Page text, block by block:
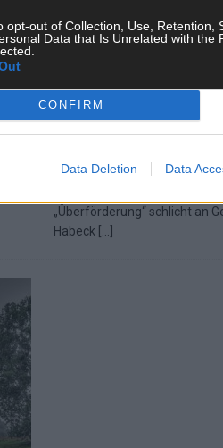
opt-out of Collection, Use, Retention,
Data that Is Unrelated with the
CONFIRM
Data Deletion Data
Habeck verteidigt
Nach dem kurzfristigen
Förderprogramme für
hat
der bisherigen Programme
„Überförderung“ schlicht an
Habeck